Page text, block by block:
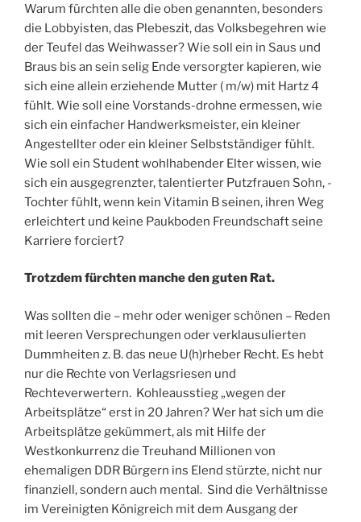
Warum fürchten alle die oben genannten, besonders
die Lobbyisten, das Plebeszit, das Volksbegehren wie
der Teufel das Weihwasser? Wie soll ein in Saus und
Braus bis an sein selig Ende versorgter kapieren, wie
sich eine allein erziehende Mutter ( m/w) mit Hartz 4
fühlt. Wie soll eine Vorstands-drohne ermessen, wie
sich ein einfacher Handwerksmeister, ein kleiner
Angestellter oder ein kleiner Selbstständiger fühlt.
Wie soll ein Student wohlhabender Elter wissen, wie
sich ein ausgegrenzter, talentierter Putzfrauen Sohn, -
Tochter fühlt, wenn kein Vitamin B seinen, ihren Weg
erleichtert und keine Paukboden Freundschaft seine
Karriere forciert?
Trotzdem fürchten manche den guten Rat.
Was sollten die – mehr oder weniger schönen – Reden
mit leeren Versprechungen oder verklausulierten
Dummheiten z. B. das neue U(h)rheber Recht. Es hebt
nur die Rechte von Verlagsriesen und
Rechteverwertern. Kohleausstieg „wegen der
Arbeitsplätze“ erst in 20 Jahren? Wer hat sich um die
Arbeitsplätze gekümmert, als mit Hilfe der
Westkonkurrenz die Treuhand Millionen von
ehemaligen DDR Bürgern ins Elend stürzte, nicht nur
finanziell, sondern auch mental. Sind die Verhältnisse
im Vereinigten Königreich mit dem Ausgang der